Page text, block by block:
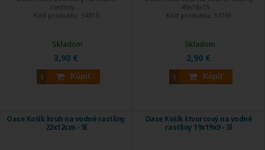
rastliny ...
Kód produktu: 54313
3,90 €
Kúpiť
Skladom
45x18x15 ...
Kód produktu: 53756
2,90 €
Kúpiť
Skladom
Oase Košík kruh na vodné rastliny
22x12cm - 5l
Oase Košík štvorcový na vodné
rastliny 19x19x9 - 3l